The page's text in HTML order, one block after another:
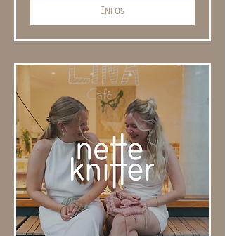
Infos